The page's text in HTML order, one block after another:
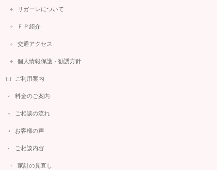
リガーレについて
ＦＰ紹介
交通アクセス
個人情報保護・勧誘方針
ご利用案内
料金のご案内
ご相談の流れ
お客様の声
ご相談内容
家計の見直し